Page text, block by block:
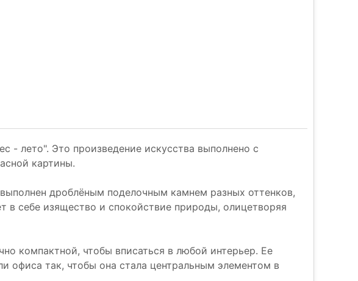
- лето". Это произведение искусства выполнено с
картины.
дроблёным поделочным камнем разных оттенков,
в себе изящество и спокойствие природы, олицетворяя
компактной, чтобы вписаться в любой интерьер. Ее
офиса так, чтобы она стала центральным элементом в